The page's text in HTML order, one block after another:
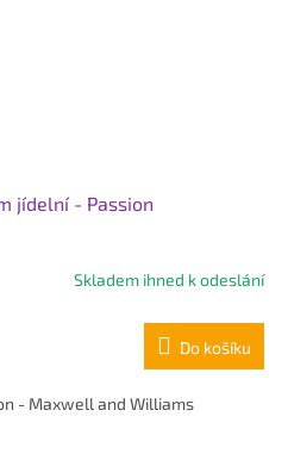
jídelní - Passion
Skladem ihned k odeslání
Do košíku
- Maxwell and Williams